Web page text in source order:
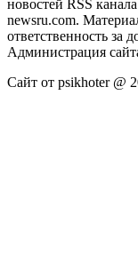
новостей RSS
newsru.com.
ответственность за
Администрация
Сайт от psikhoter @